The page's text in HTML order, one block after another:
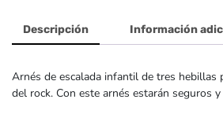
Descripción Información
Arnés de escalada infantil de tres hebillas
del rock. Con este arnés estarán seguros